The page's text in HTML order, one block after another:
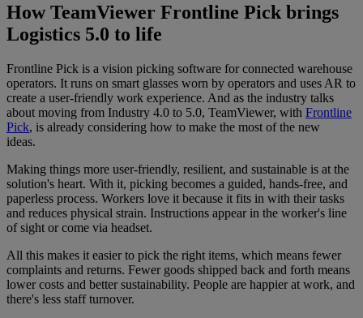
How TeamViewer Frontline Pick brings
Logistics 5.0 to life
Frontline Pick is a vision picking software for connected warehouse
operators. It runs on smart glasses worn by operators and uses AR to
create a user-friendly work experience. And as the industry talks
about moving from Industry 4.0 to 5.0, TeamViewer, with Frontline
Pick, is already considering how to make the most of the new
ideas.
Making things more user-friendly, resilient, and sustainable is at the
solution's heart. With it, picking becomes a guided, hands-free, and
paperless process. Workers love it because it fits in with their tasks
and reduces physical strain. Instructions appear in the worker's line
of sight or come via headset.
All this makes it easier to pick the right items, which means fewer
complaints and returns. Fewer goods shipped back and forth means
lower costs and better sustainability. People are happier at work, and
there's less staff turnover.